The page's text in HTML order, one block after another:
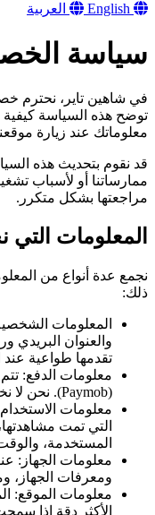
العربية
سياسة
في شاهين تاير، نحترم
توضح هذه السياسة كيفية
معلوماتك عند زيارة
قد نقوم بتحديث هذه
ممارساتنا أو لأسباب
مراجعتها بشكل متكرر.
المعلومات التي
نجمع عدة أنواع من
ذلك:
المعلومات
والعنوان البريدي
تقدمها طواعية
معلومات الدفع:
(Paymob). نحن لا نخزن بيانات بطاقتك كاملة على خوادمنا.
معلومات
التي تمت
المستخدمة،
ومعرفات الجهاز،
الأكثر دقة إذا